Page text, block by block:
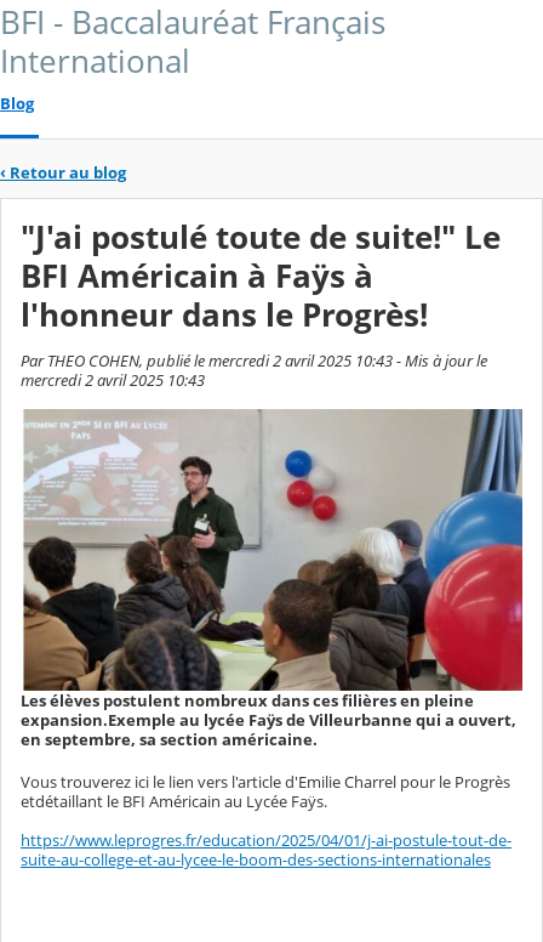
BFI - Baccalauréat Français
International
Blog
‹ Retour au blog
"J'ai postulé toute de suite!" Le
BFI Américain à Faÿs à
l'honneur dans le Progrès!
Par THEO COHEN, publié le mercredi 2 avril 2025 10:43 - Mis à jour le
mercredi 2 avril 2025 10:43
Les élèves postulent nombreux dans ces filières en pleine
expansion.Exemple au lycée Faÿs de Villeurbanne qui a ouvert,
en septembre, sa section américaine.
Vous trouverez ici le lien vers l'article d'Emilie Charrel pour le Progrès
etdétaillant le BFI Américain au Lycée Faÿs.
https://www.leprogres.fr/education/2025/04/01/j-ai-postule-tout-de-
suite-au-college-et-au-lycee-le-boom-des-sections-internationales